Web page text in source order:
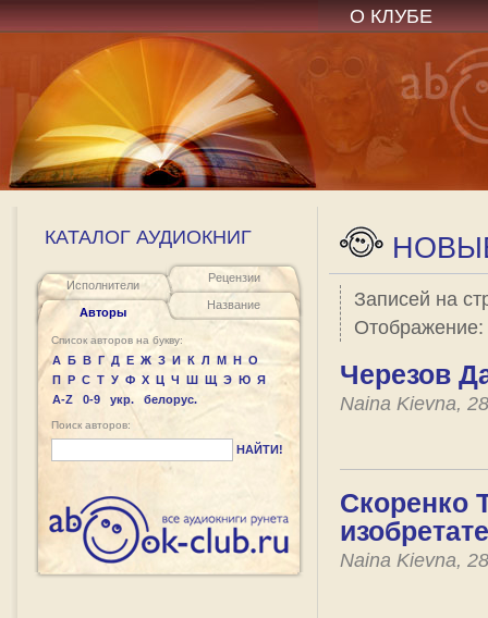
О КЛУБЕ
КАТАЛОГ АУДИОКНИГ
Исполнители
Авторы
Рецензии
Название
Список авторов на букву:
А Б В Г Д Е Ж З И К Л М Н О
П Р С Т У Ф Х Ц Ч Ш Щ Э Ю Я
A-Z
0-9 укр. белорус.
Поиск авторов:
НАЙТИ!
Записей на
Отображение:
Черезов
Naina Kievna,
Скоренко
Naina Kievna,